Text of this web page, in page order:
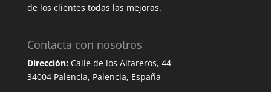
de los clientes todas las mejoras.
Contacta con nosotros
Dirección:Calle de los Alfareros, 44
34004 Palencia, Palencia, España